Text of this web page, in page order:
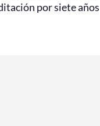
por siete años